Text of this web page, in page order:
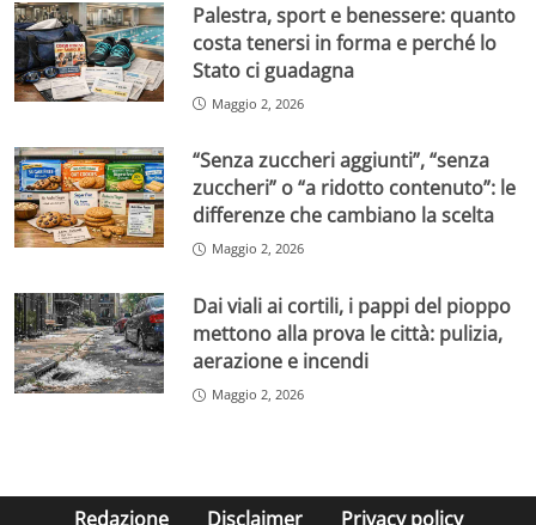
Palestra, sport e benessere: quanto
costa tenersi in forma e perché lo
Stato ci guadagna
Maggio 2, 2026
“Senza zuccheri aggiunti”, “senza
zuccheri” o “a ridotto contenuto”: le
differenze che cambiano la scelta
Maggio 2, 2026
Dai viali ai cortili, i pappi del pioppo
mettono alla prova le città: pulizia,
aerazione e incendi
Maggio 2, 2026
Redazione Disclaimer Privacy policy